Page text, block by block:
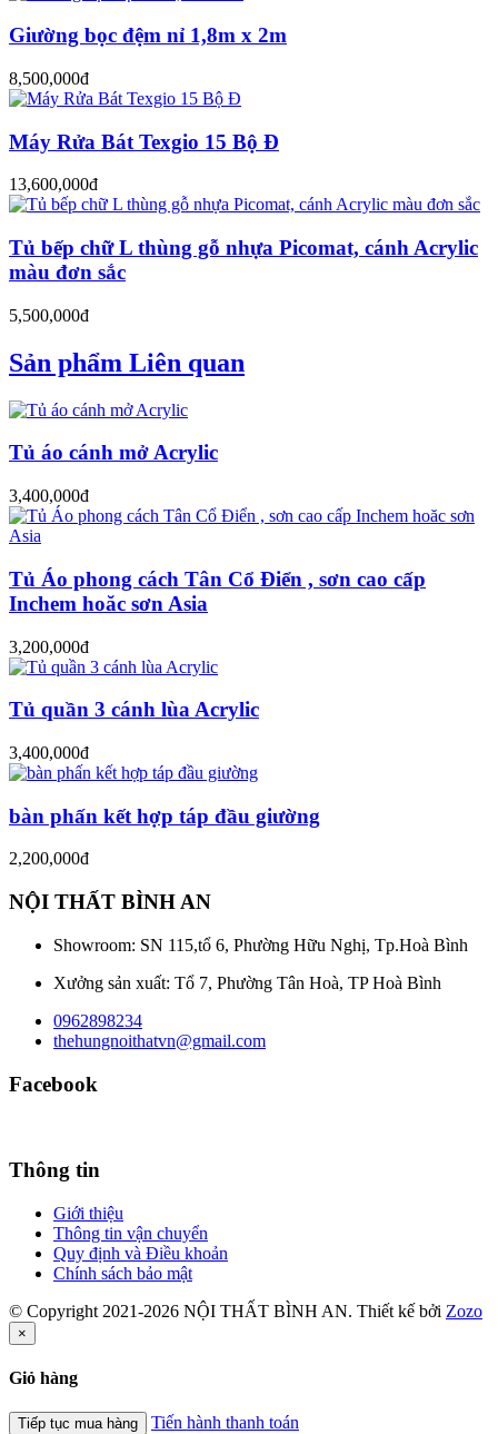
Giường bọc đệm nỉ 1,8m x 2m
8,500,000đ
Máy Rửa Bát Texgio 15 Bộ Đ
13,600,000đ
Tủ bếp chữ L thùng gỗ nhựa Picomat, cánh Acrylic
màu đơn sắc
5,500,000đ
Sản phẩm Liên quan
Tủ áo cánh mở Acrylic
3,400,000đ
Tủ Áo phong cách Tân Cổ Điển , sơn cao cấp
Inchem hoăc sơn Asia
3,200,000đ
Tủ quần 3 cánh lùa Acrylic
3,400,000đ
bàn phấn kết hợp táp đầu giường
2,200,000đ
NỘI THẤT BÌNH AN
Showroom: SN 115,tổ 6, Phường Hữu Nghị, Tp.Hoà Bình
Xưởng sản xuất: Tổ 7, Phường Tân Hoà, TP Hoà Bình
0962898234
thehungnoithatvn@gmail.com
Facebook
Thông tin
Giới thiệu
Thông tin vận chuyển
Quy định và Điều khoản
Chính sách bảo mật
© Copyright 2021-2026 NỘI THẤT BÌNH AN. Thiết kế bởi Zozo
×
Giỏ hàng
Tiếp tục mua hàng Tiến hành thanh toán